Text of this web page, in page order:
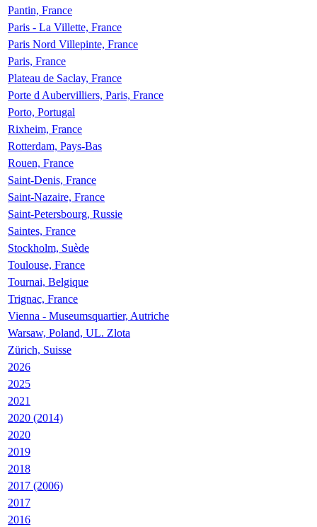
Pantin, France
Paris - La Villette, France
Paris Nord Villepinte, France
Paris, France
Plateau de Saclay, France
Porte d Aubervilliers, Paris, France
Porto, Portugal
Rixheim, France
Rotterdam, Pays-Bas
Rouen, France
Saint-Denis, France
Saint-Nazaire, France
Saint-Petersbourg, Russie
Saintes, France
Stockholm, Suède
Toulouse, France
Tournai, Belgique
Trignac, France
Vienna - Museumsquartier, Autriche
Warsaw, Poland, UL. Zlota
Zürich, Suisse
2026
2025
2021
2020 (2014)
2020
2019
2018
2017 (2006)
2017
2016